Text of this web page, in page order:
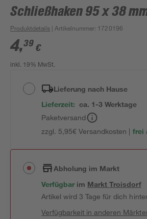
Schließhaken 95 x 38
Produktdetails | Artikelnummer: 1720196
4,39 €
inkl. 19% MwSt.
Lieferung nach Hause
Lieferzeit: ca. 1-3 Werktage
Paketversand
zzgl. 5,95€ Versandkosten | frei
Abholung im Markt
Verfügbar im MarktTroisdorf
Artikel wird 3 Tage für dich
Verfügbarkeit in anderen